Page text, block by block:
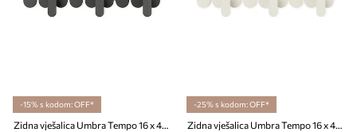
-15% s kodom: OFF*
Zidna vješalica Umbra Tempo 16 x 47 x 6 cm
-25% s kodom: OFF*
Zidna vješalica Umbra Tempo 16 x 47 x 6 cm